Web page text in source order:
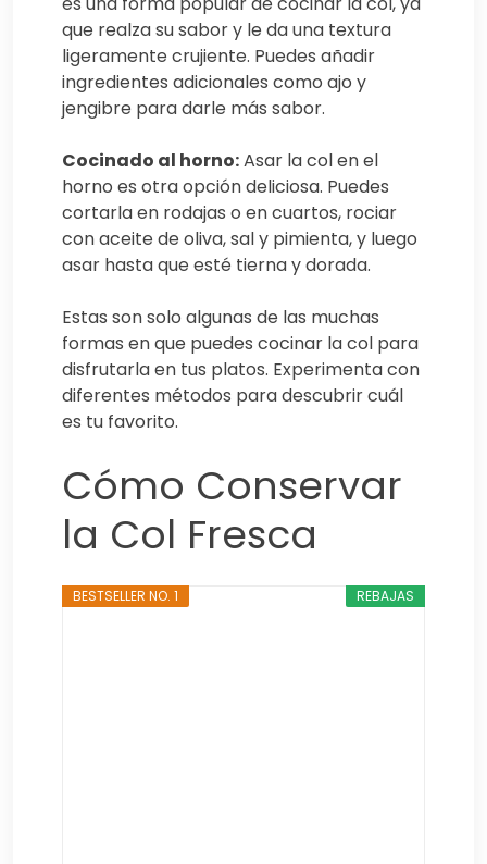
que realza su sabor y le da una textura
ligeramente crujiente. Puedes añadir
ingredientes adicionales como ajo y
jengibre para darle más sabor.
Cocinado al horno:Asar la col en el
horno es otra opción deliciosa. Puedes
cortarla en rodajas o en cuartos, rociar
con aceite de oliva, sal y pimienta, y luego
asar hasta que esté tierna y dorada.
Estas son solo algunas de las muchas
formas en que puedes cocinar la col para
disfrutarla en tus platos. Experimenta con
diferentes métodos para descubrir cuál
es tu favorito.
Cómo Conservar
la Col Fresca
REBAJAS
BESTSELLER NO. 1